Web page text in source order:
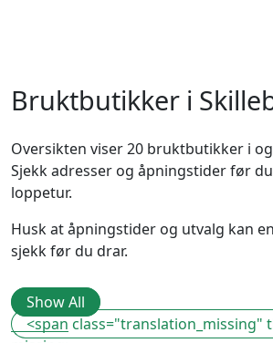
Bruktbutikker i
Oversikten viser 20 bruktbutikker i
Sjekk adresser og åpningstider før
loppetur.
Husk at åpningstider og utvalg kan
sjekk før du drar.
Show All
<span class="translation_missing"